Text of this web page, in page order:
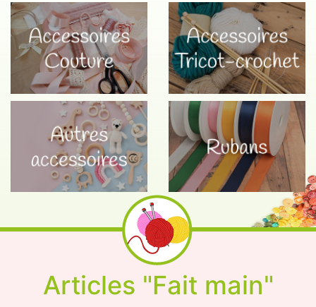
Articles "Fait main"